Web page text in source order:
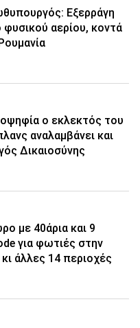
Εξερράγη
αερίου, κοντά
ο εκλεκτός του
αναλαμβάνει και
Δικαιοσύνης
με 40άρια και 9
για φωτιές στην
άλλες 14 περιοχές